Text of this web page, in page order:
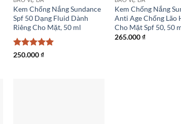
Kem Chống Nắng Sundance
Spf 50 Dạng Fluid Dành
Riêng Cho Mặt, 50 ml
Được xếp
250.000₫
Kem Chống Nắng
Anti Age Chống Lão
Cho Mặt Spf 50, 50
265.000₫